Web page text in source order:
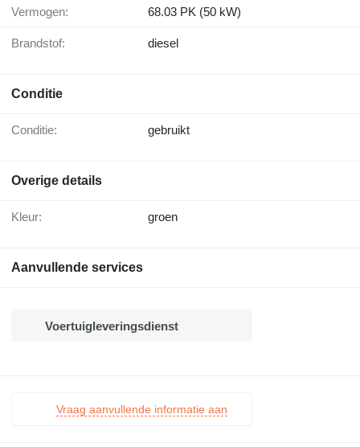
Vermogen: 68.03 PK (50 kW)
Brandstof: diesel
Conditie
Conditie: gebruikt
Overige details
Kleur: groen
Aanvullende services
Voertuigleveringsdienst
Vraag aanvullende informatie aan